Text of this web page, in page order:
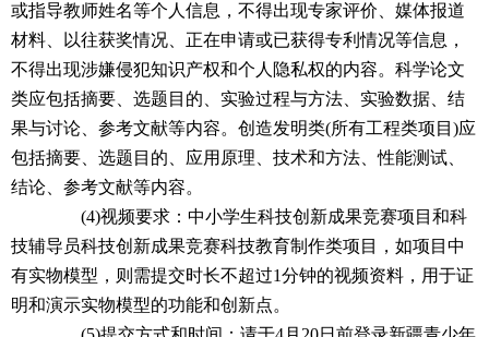
或指导教师姓名等个人信息，不得出现专家评价、媒体报道
材料、以往获奖情况、正在申请或已获得专利情况等信息，
不得出现涉嫌侵犯知识产权和个人隐私权的内容。科学论文
类应包括摘要、选题目的、实验过程与方法、实验数据、结
果与讨论、参考文献等内容。创造发明类(所有工程类项目)应
包括摘要、选题目的、应用原理、技术和方法、性能测试、
结论、参考文献等内容。
(4)视频要求：中小学生科技创新成果竞赛项目和科
技辅导员科技创新成果竞赛科技教育制作类项目，如项目中
有实物模型，则需提交时长不超过1分钟的视频资料，用于证
明和演示实物模型的功能和创新点。